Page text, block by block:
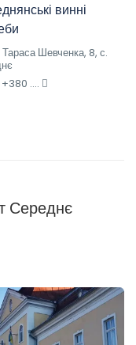
винні
Тараса Шевченка, 8, с.
+380 ....
Середнє